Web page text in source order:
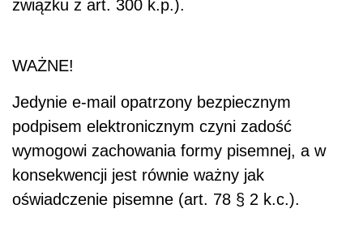
związku z art. 300 k.p.).
WAŻNE!
Jedynie e-mail opatrzony bezpiecznym
podpisem elektronicznym czyni zadość
wymogowi zachowania formy pisemnej, a w
konsekwencji jest równie ważny jak
oświadczenie pisemne (art. 78 § 2 k.c.).